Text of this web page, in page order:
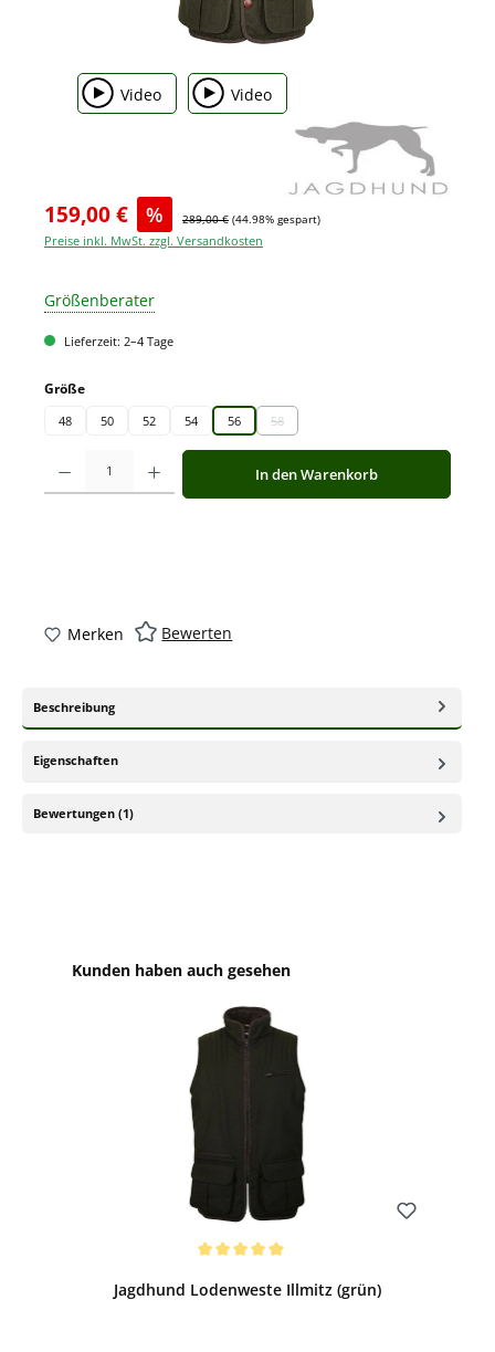
Video Video
159,00 € % 289,00 € (44.98% gespart)
Preise inkl. MwSt. zzgl. Versandkosten
Größenberater
Lieferzeit: 2–4 Tage
Größeauswählen
48 50 52 54 56 58
(Diese Option ist zurzeit nicht verfügbar.)
Produkt Anzahl: Gib den gewünschten Wert ein oder benutze die
In den Warenkorb
Merken Bewerten
Beschreibung
Eigenschaften
Bewertungen (1)
Produktgalerie überspringen
Kunden haben auch gesehen
Jagdhund Lodenweste Illmitz (grün)